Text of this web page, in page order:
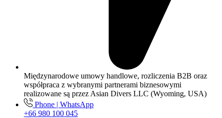
Międzynarodowe umowy handlowe, rozliczenia B2B oraz
współpraca z wybranymi partnerami biznesowymi
realizowane są przez Asian Divers LLC (Wyoming, USA)
Phone | WhatsApp
+66 980 100 045